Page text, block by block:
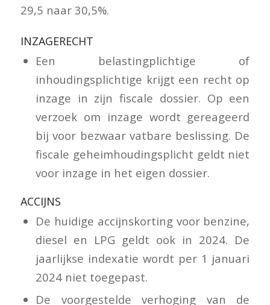
29,5 naar 30,5%.
INZAGERECHT
Een belastingplichtige of
inhoudingsplichtige krijgt een recht op
inzage in zijn fiscale dossier. Op een
verzoek om inzage wordt gereageerd
bij voor bezwaar vatbare beslissing. De
fiscale geheimhoudingsplicht geldt niet
voor inzage in het eigen dossier.
ACCIJNS
De huidige accijnskorting voor benzine,
diesel en LPG geldt ook in 2024. De
jaarlijkse indexatie wordt per 1 januari
2024 niet toegepast.
De voorgestelde verhoging van de